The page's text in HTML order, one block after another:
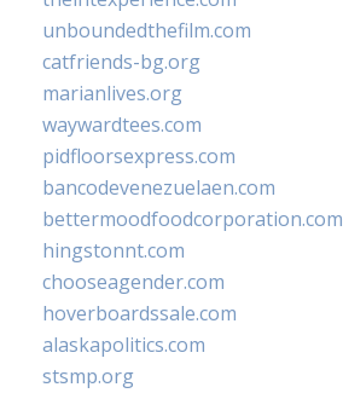
unboundedthefilm.com
catfriends-bg.org
marianlives.org
waywardtees.com
pidfloorsexpress.com
bancodevenezuelaen.com
bettermoodfoodcorporation.com
hingstonnt.com
chooseagender.com
hoverboardssale.com
alaskapolitics.com
stsmp.org